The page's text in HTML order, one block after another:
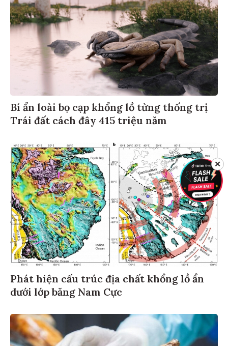
Bí ẩn loài bọ cạp khổng lồ từng thống trị
Trái đất cách đây 415 triệu năm
Phát hiện cấu trúc địa chất khổng lồ ẩn
dưới lớp băng Nam Cực
✕